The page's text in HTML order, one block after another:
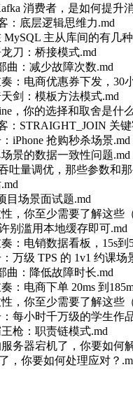
消费者，是如何提升
：底层逻辑思维力.md
主从库间的有几
刀：桥接模式.md
曲：减少故障次数.md
：电商优惠券下发，30
剑：模板方法模式.md
，你的选择和取舍是什
：STRAIGHT_JOIN 关键
iPhone 抢购秒杀场景.md
景的数据一致性问题.md
吐量调优，那些参数和
目场景面试题.md
，你至少需要了解这些
别滥用本地缓存即可.md
：电销数据看板，15s到
万级 TPS 的 1v1 约课场
曲：降低故障时长.md
：电商下单 20ms 到
，你至少需要了解这些
每小时千万级的学生作
枪：职责链模式.md
务器宕机了，你要如何
，你要如何处理应对？